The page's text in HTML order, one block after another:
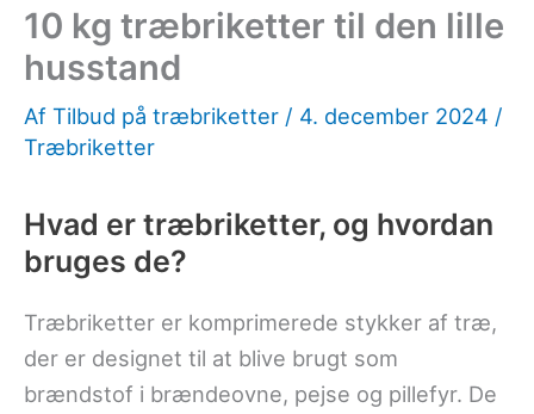
10 kg træbriketter til den lille
husstand
Af Tilbud på træbriketter / 4. december 2024 /
Træbriketter
Hvad er træbriketter, og hvordan
bruges de?
Træbriketter er komprimerede stykker af træ,
der er designet til at blive brugt som
brændstof i brændeovne, pejse og pillefyr. De